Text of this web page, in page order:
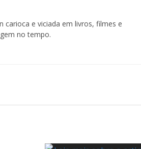
e viciada em livros, filmes e
no tempo.